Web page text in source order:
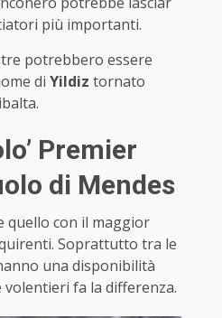
più importanti.
potrebbero essere
di Yildiz tornato
Premier
di Mendes
quello con il maggior
Soprattutto tra le
una disponibilità
volentieri fa la differenza.